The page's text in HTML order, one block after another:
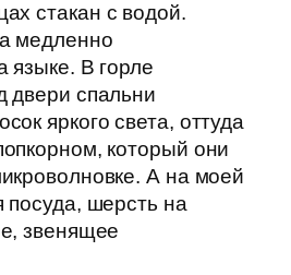
стакан с водой.
медленно
языке. В горле
двери спальни
яркого света, оттуда
который они
А на моей
посуда, шерсть на
звенящее